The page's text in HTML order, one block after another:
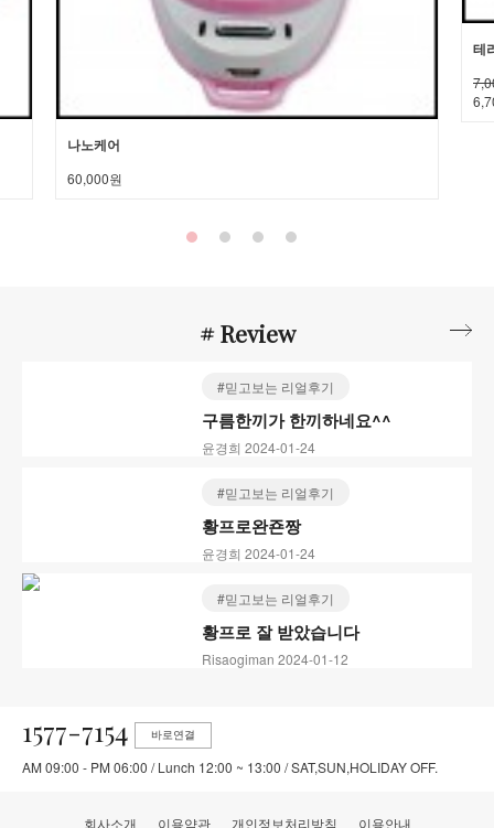
나노케어
60,000원
테
# Review
#믿고보는 리얼후기
구름한끼가 한끼하네요^^
윤경희 2024-01-24
#믿고보는 리얼후기
황프로완죤짱
윤경희 2024-01-24
#믿고보는 리얼후기
황프로 잘 받았습니다
Risaogiman 2024-01-12
1577-7154 바로연결
AM 09:00 - PM 06:00 / Lunch 12:00 ~ 13:00 / SAT,SUN,HOLIDAY OFF.
회사소개 이용약관 개인정보처리방침 이용안내